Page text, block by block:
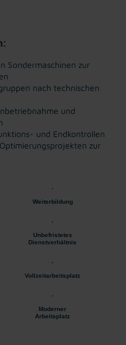
Sondermaschinen zur
nach technischen
und
und Endkontrollen
zur
Weiterbildung
Unbefristetes
Dienstverhältnis
Vollzeitarbeitsplatz
Moderner
Arbeitsplatz